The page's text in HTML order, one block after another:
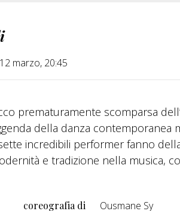
marzo, 20:45
prematuramente scomparsa
della danza contemporanea
incredibili performer fanno
e tradizione nella musica,
coreografia di Ousmane Sy